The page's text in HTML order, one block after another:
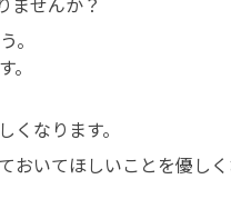
。
なります。
いてほしいことを優しく